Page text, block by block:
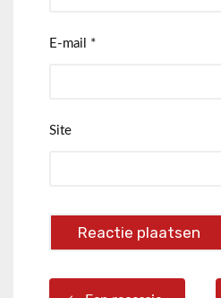
E-mail *
Site